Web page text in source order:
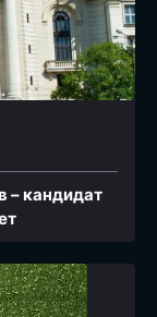
– кандидат